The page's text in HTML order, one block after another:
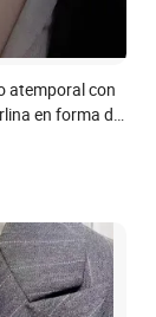
atemporal con
en forma de